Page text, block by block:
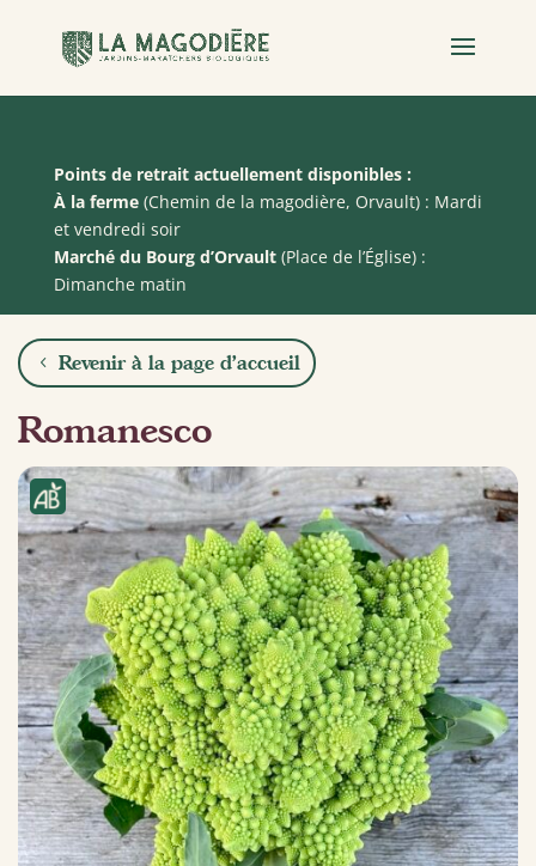
produits
Points de retrait actuellement disponibles :
À la ferme(Chemin de la magodière, Orvault) : Mardi
et vendredi soir
Marché du Bourg d’Orvault(Place de l’Église) :
Dimanche matin
Revenir à la page d'accueil
Romanesco